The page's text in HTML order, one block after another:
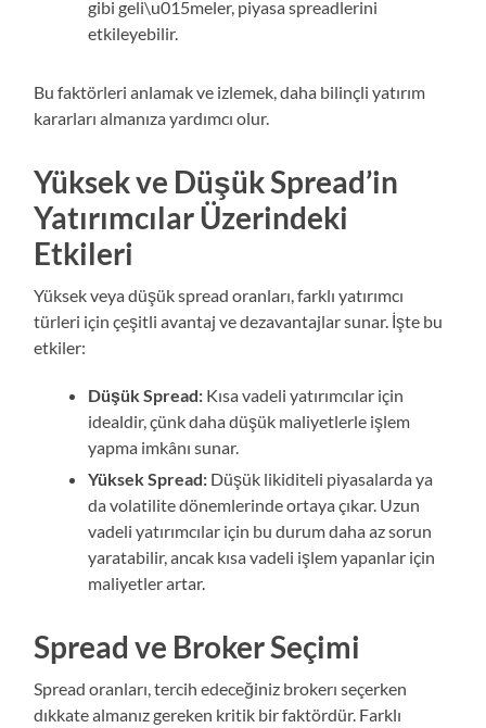
gibi geli\u015meler, piyasa spreadlerini
etkileyebilir.
Bu faktörleri anlamak ve izlemek, daha bilinçli yatırım
kararları almanıza yardımcı olur.
Yüksek ve Düşük Spread’in
Yatırımcılar Üzerindeki
Etkileri
Yüksek veya düşük spread oranları, farklı yatırımcı
türleri için çeşitli avantaj ve dezavantajlar sunar. İşte bu
etkiler:
Düşük Spread: Kısa vadeli yatırımcılar için
idealdir, çünk daha düşük maliyetlerle işlem
yapma imkânı sunar.
Yüksek Spread: Düşük likiditeli piyasalarda ya
da volatilite dönemlerinde ortaya çıkar. Uzun
vadeli yatırımcılar için bu durum daha az sorun
yaratabilir, ancak kısa vadeli işlem yapanlar için
maliyetler artar.
Spread ve Broker Seçimi
Spread oranları, tercih edeceğiniz brokerı seçerken
dıkkate almanız gereken kritik bir faktördür. Farklı